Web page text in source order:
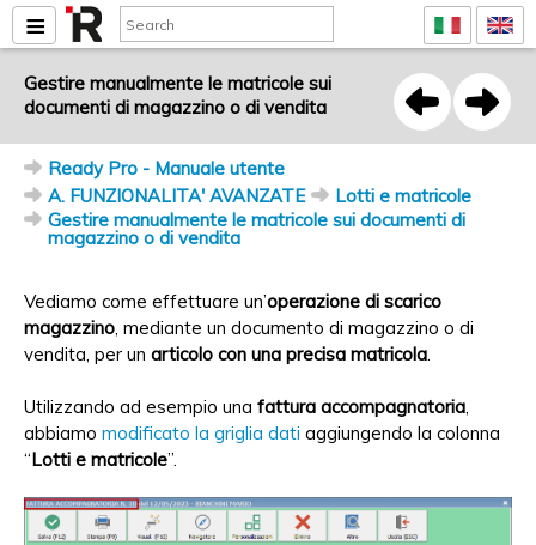
Gestire manualmente le matricole sui
documenti di magazzino o di vendita
Ready Pro - Manuale utente
A. FUNZIONALITA' AVANZATE
Lotti e matricole
Gestire manualmente le matricole sui documenti di
magazzino o di vendita
Vediamo come effettuare un’operazione di scarico
magazzino, mediante un documento di magazzino o di
vendita, per un articolo con una precisa matricola.
Utilizzando ad esempio una fattura accompagnatoria,
abbiamo modificato la griglia dati aggiungendo la colonna
“Lotti e matricole”.